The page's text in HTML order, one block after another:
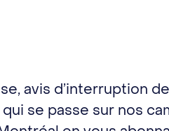
avis d’interruption
se passe sur nos